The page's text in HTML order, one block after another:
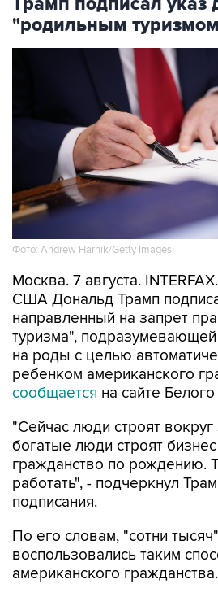
"родильным
Фото: Andrew Harnik/Getty Images
Москва. 7 августа.
США Дональд Трамп
направленный на запрет
туризма",
на роды с целью
ребенком американского
сообщается на сайте
"Сейчас люди строят вокруг
богатые люди строят
гражданство по рождению.
работать", - подчеркнул
подписания.
По его словам, "сотни
воспользовались таким
американского гражданства.